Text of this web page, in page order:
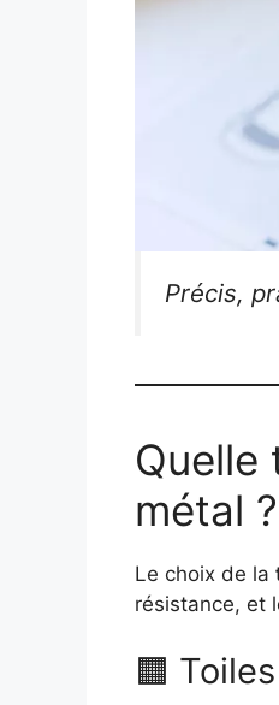
Précis,
Quelle
métal ?
Le choix de la
résistance, et
🟧